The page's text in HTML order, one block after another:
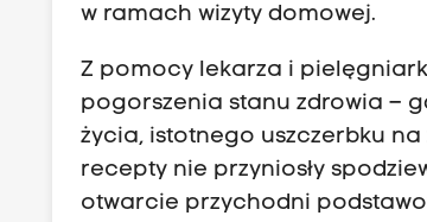
w ramach wizyty domowej.
Z pomocy lekarza i
pogorszenia stanu zdrowia –
życia, istotnego uszczerbku
recepty nie przyniosły
otwarcie przychodni